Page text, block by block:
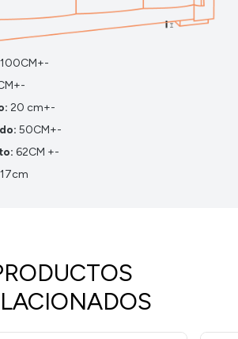
100CM+-
20 cm+-
50CM+-
62CM +-
17cm